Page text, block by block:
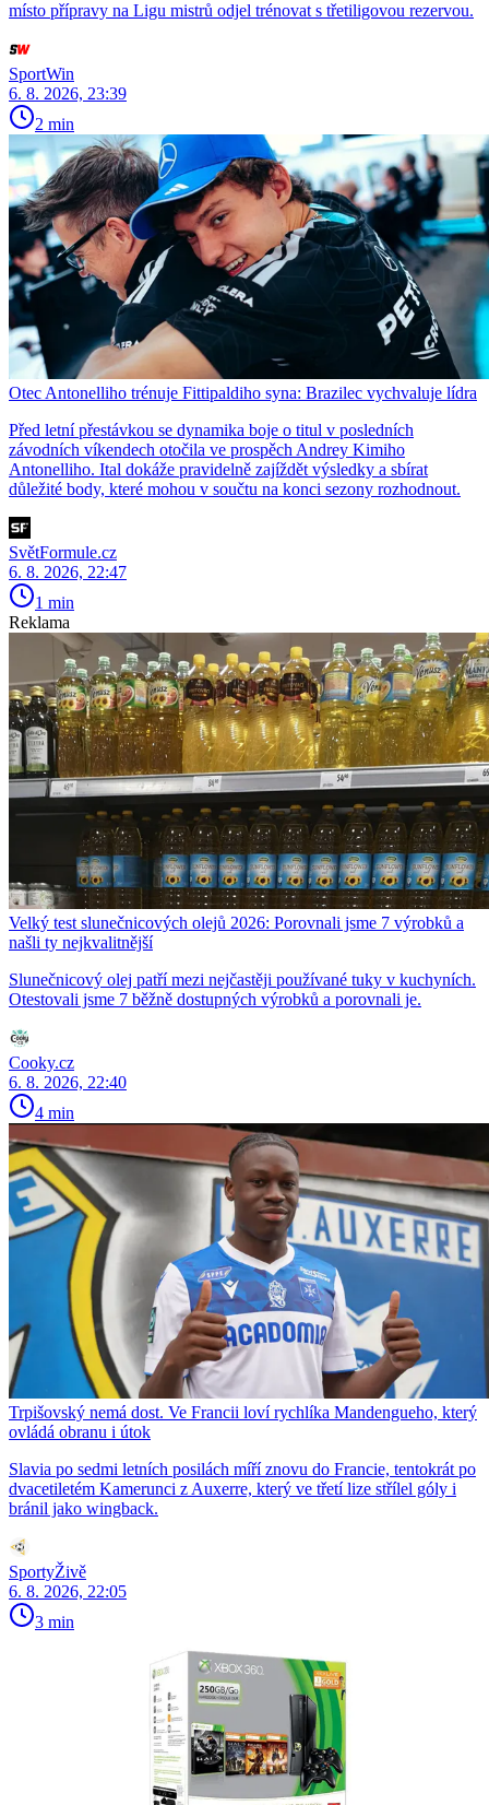
místo přípravy na Ligu mistrů odjel trénovat s třetiligovou rezervou.
SportWin
6. 8. 2026, 23:39
2 min
Otec Antonelliho trénuje Fittipaldiho syna: Brazilec vychvaluje lídra
Před letní přestávkou se dynamika boje o titul v posledních
závodních víkendech otočila ve prospěch Andrey Kimiho
Antonelliho. Ital dokáže pravidelně zajíždět výsledky a sbírat
důležité body, které mohou v součtu na konci sezony rozhodnout.
SvětFormule.cz
6. 8. 2026, 22:47
1 min
Reklama
Velký test slunečnicových olejů 2026: Porovnali jsme 7 výrobků a
našli ty nejkvalitnější
Slunečnicový olej patří mezi nejčastěji používané tuky v kuchyních.
Otestovali jsme 7 běžně dostupných výrobků a porovnali je.
Cooky.cz
6. 8. 2026, 22:40
4 min
Trpišovský nemá dost. Ve Francii loví rychlíka Mandengueho, který
ovládá obranu i útok
Slavia po sedmi letních posilách míří znovu do Francie, tentokrát po
dvacetiletém Kamerunci z Auxerre, který ve třetí lize střílel góly i
bránil jako wingback.
SportyŽivě
6. 8. 2026, 22:05
3 min